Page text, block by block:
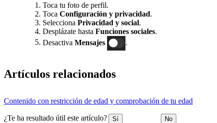
Toca tu foto de perfil.
Toca Configuración y privacidad.
Selecciona Privacidad y social.
Desplázate hasta Funciones sociales.
Desactiva Mensajes
Artículos relacionados
Contenido con restricción de edad y comprobación de tu edad
¿Te ha resultado útil este artículo? Sí No